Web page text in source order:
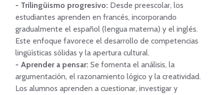
- Trilingüismo progresivo: Desde preescolar, los
estudiantes aprenden en francés, incorporando
gradualmente el español (lengua materna) y el inglés.
Este enfoque favorece el desarrollo de competencias
- Aprender a pensar: Se fomenta el análisis, la
argumentación, el razonamiento lógico y la creatividad.
Los alumnos aprenden a cuestionar, investigar y